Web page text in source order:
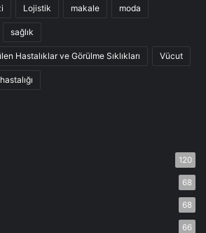
Lojistik makale moda
sağlık
Hastalıklar ve Görülme Sıklıkları Vücut
120
68
68
66